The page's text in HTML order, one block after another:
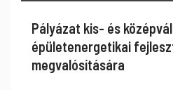
Pályázat kis- és
épületenergetikai
megvalósítására